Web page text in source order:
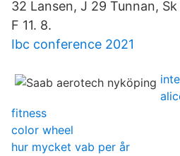
32 Lansen, J 29 Tunnan,
F 11. 8.
Ibc conference 2021
fitness
color wheel
hur mycket vab per år